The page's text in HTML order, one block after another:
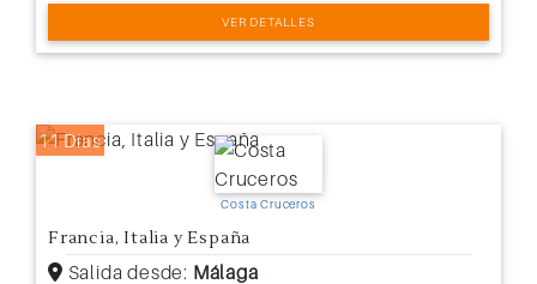
VER DETALLES
11 Días
Costa Cruceros
Francia, Italia y España
Salida desde: Málaga